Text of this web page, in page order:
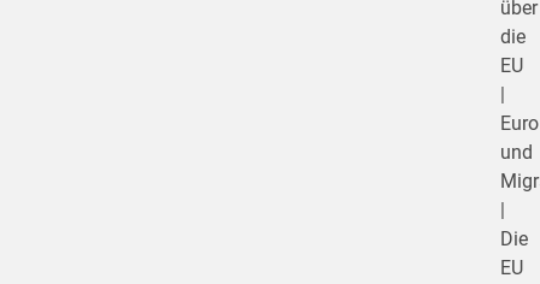
über
die
EU
und
Die
EU